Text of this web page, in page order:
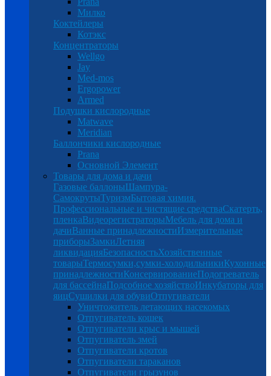
Милко
Коктейлеры
Котэкс
Концентраторы
Wellgo
Jay
Med-mos
Ergopower
Armed
Подушки кислородные
Matwave
Meridian
Баллончики кислородные
Prana
Основной Элемент
Товары для дома и дачи
Газовые баллоныШампура-
СамокрутыТуризмБытовая химия.
Профессиональные и чистящие средстваСкатерть,
пленкаВидеорегистраторыМебель для дома и
дачиВанные принадлежностиИзмерительные
приборыЗамкиЛетняя
ликвидацияБезопасностьХозяйственные
товарыТермосумки,сумки-холодильникиКухонные
принадлежностиКонсервированиеПодогреватель
для бассейнаПодсобное хозяйствоИнкубаторы для
яицСушилки для обувиОтпугиватели
Уничтожитель летающих насекомых
Отпугиватель кошек
Отпугиватели крыс и мышей
Отпугиватель змей
Отпугиватели кротов
Отпугиватели тараканов
Отпугиватели грызунов